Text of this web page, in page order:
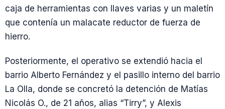
caja de herramientas con llaves varias y un maletín
que contenía un malacate reductor de fuerza de
hierro.
Posteriormente, el operativo se extendió hacia el
barrio Alberto Fernández y el pasillo interno del barrio
La Olla, donde se concretó la detención de Matías
Nicolás O., de 21 años, alias “Tirry”, y Alexis